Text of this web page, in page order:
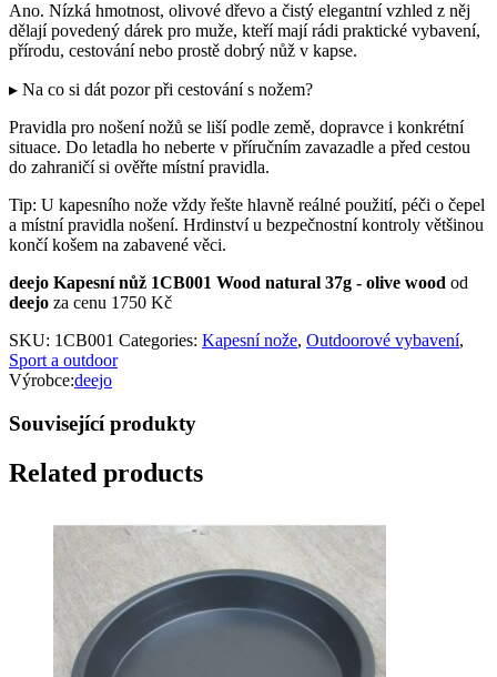
Ano. Nízká hmotnost, olivové dřevo a čistý elegantní vzhled z něj
dělají povedený dárek pro muže, kteří mají rádi praktické vybavení,
přírodu, cestování nebo prostě dobrý nůž v kapse.
▸ Na co si dát pozor při cestování s nožem?
Pravidla pro nošení nožů se liší podle země, dopravce i konkrétní
situace. Do letadla ho neberte v příručním zavazadle a před cestou
do zahraničí si ověřte místní pravidla.
Tip: U kapesního nože vždy řešte hlavně reálné použití, péči o čepel
a místní pravidla nošení. Hrdinství u bezpečnostní kontroly většinou
končí košem na zabavené věci.
deejo Kapesní nůž 1CB001 Wood natural 37g - olive wood od
deejo za cenu 1750 Kč
SKU: 1CB001 Categories: Kapesní nože, Outdoorové vybavení,
Sport a outdoor
Výrobce:deejo
Související produkty
Related products